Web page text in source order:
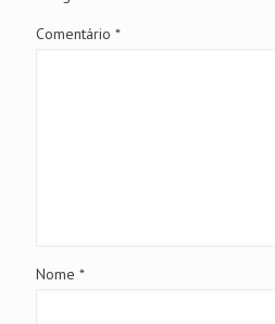
Comentário *
Nome *